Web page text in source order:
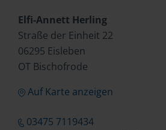
Elfi-Annett Herling
Straße der Einheit 22
06295 Eisleben
OT Bischofrode
Auf Karte anzeigen
03475 7119434